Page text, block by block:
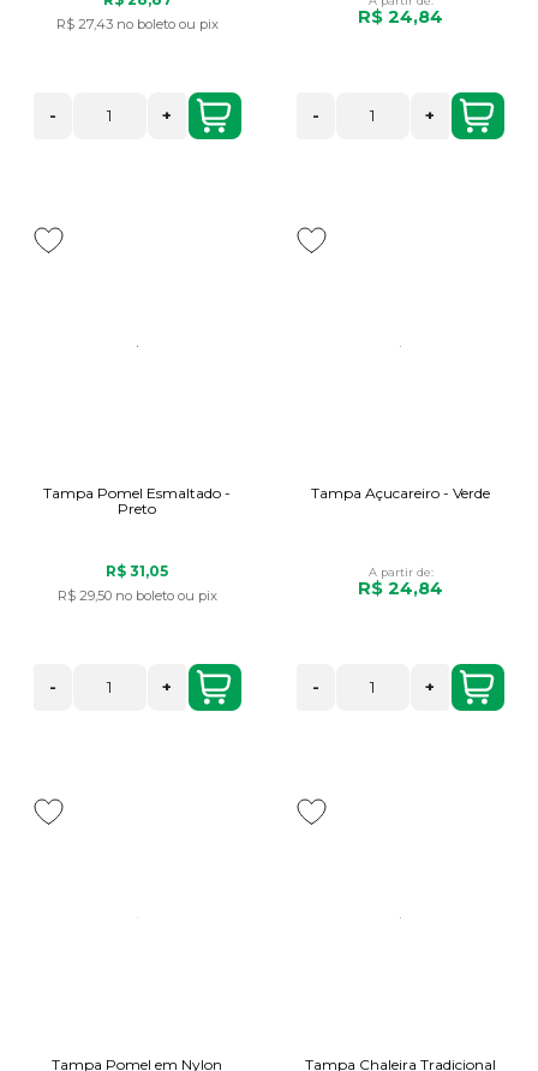
R$ 27,43 no boleto ou pix
- +
R$ 24,84
- +
Tampa Pomel Esmaltado -
Preto
R$ 31,05
R$ 29,50 no boleto ou pix
- +
Tampa Açucareiro - Verde
A partir de:
R$ 24,84
- +
Tampa Pomel em Nylon
Tampa Chaleira Tradicional